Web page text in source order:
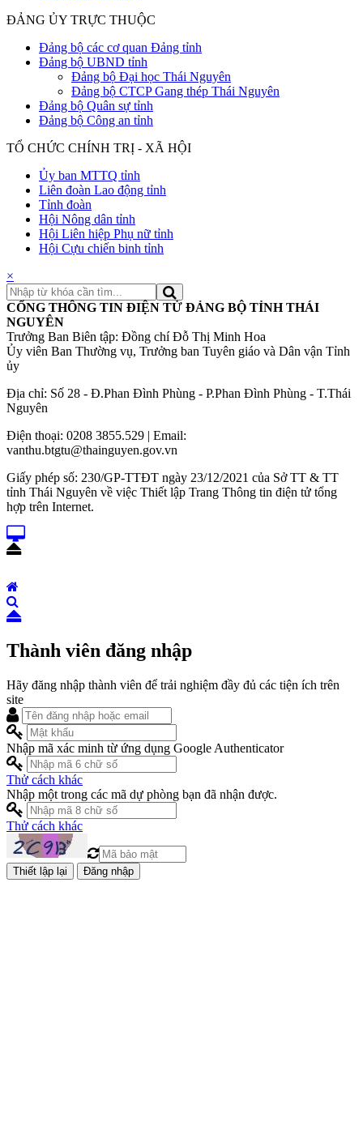
ĐẢNG ỦY TRỰC THUỘC
Đảng bộ các cơ quan Đảng tỉnh
Đảng bộ UBND tỉnh
Đảng bộ Đại học Thái Nguyên
Đảng bộ CTCP Gang thép Thái Nguyên
Đảng bộ Quân sự tỉnh
Đảng bộ Công an tỉnh
TỔ CHỨC CHÍNH TRỊ - XÃ HỘI
Ủy ban MTTQ tỉnh
Liên đoàn Lao động tỉnh
Tỉnh đoàn
Hội Nông dân tỉnh
Hội Liên hiệp Phụ nữ tỉnh
Hội Cựu chiến binh tỉnh
×
CỔNG THÔNG TIN ĐIỆN TỬ ĐẢNG BỘ TỈNH THÁI
NGUYÊN
Trưởng Ban Biên tập: Đồng chí Đỗ Thị Minh Hoa
Ủy viên Ban Thường vụ, Trưởng ban Tuyên giáo và Dân vận Tỉnh
ủy
Địa chỉ: Số 28 - Đ.Phan Đình Phùng - P.Phan Đình Phùng - T.Thái
Nguyên
Điện thoại: 0208 3855.529 | Email:
vanthu.btgtu@thainguyen.gov.vn
Giấy phép số: 230/GP-TTĐT ngày 23/12/2021 của Sở TT & TT
tỉnh Thái Nguyên về việc Thiết lập Trang Thông tin điện tử tổng
hợp trên Internet.
Thành viên đăng nhập
Hãy đăng nhập thành viên để trải nghiệm đầy đủ các tiện ích trên
site
Nhập mã xác minh từ ứng dụng Google Authenticator
Thử cách khác
Nhập một trong các mã dự phòng bạn đã nhận được.
Thử cách khác
Đăng nhập